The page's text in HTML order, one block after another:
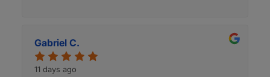
Gabriel C.
11 days ago